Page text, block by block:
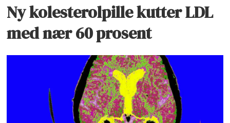
Ny kolesterolpille kutter LDL
med nær 60 prosent